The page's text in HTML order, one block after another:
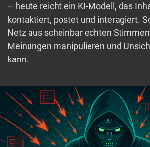
– heute reicht ein KI-Modell, das
kontaktiert, postet und interagiert.
Netz aus scheinbar echten
Meinungen manipulieren und
kann.